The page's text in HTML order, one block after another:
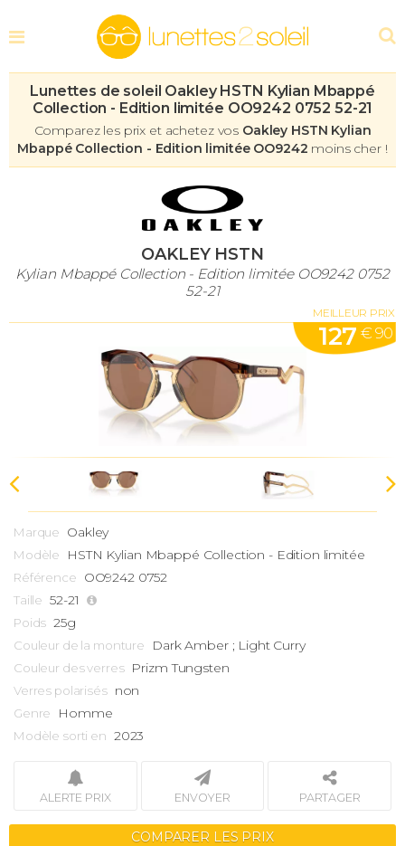
Lunettes de soleil Oakley HSTN Kylian Mbappé
Collection - Edition limitée OO9242 0752 52-21
Comparez les prix et achetez vos Oakley HSTN Kylian
Mbappé Collection - Edition limitée OO9242 moins cher !
OAKLEY HSTN
Kylian Mbappé Collection - Edition limitée OO9242 0752
52-21
MEILLEUR PRIX
127 € 90
Marque Oakley
Modèle HSTN Kylian Mbappé Collection - Edition limitée
Référence OO9242 0752
Taille 52-21
Poids 25g
Couleur de la monture Dark Amber ; Light Curry
Couleur des verres Prizm Tungsten
Verres polarisés non
Genre Homme
Modèle sorti en 2023
ALERTE PRIX ENVOYER PARTAGER
COMPARER LES PRIX